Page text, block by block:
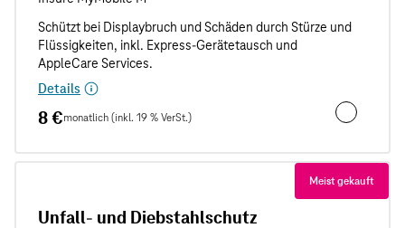
Details
8 €monatlich (inkl. 19 % VerSt.)
Meist gekauft
Unfall- und Diebstahlschutz